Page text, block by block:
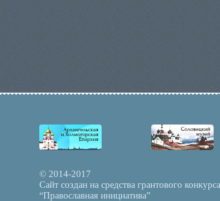
© 2014-2017
Сайт создан на средства грантового конкурса
“Православная инициатива”